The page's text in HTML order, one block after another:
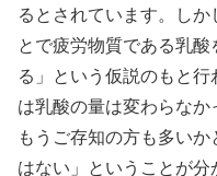
るとされています。し
とで疲労物質である乳
る」という仮説のもと
は乳酸の量は変わらなか
もうご存知の方も多い
はない」ということが